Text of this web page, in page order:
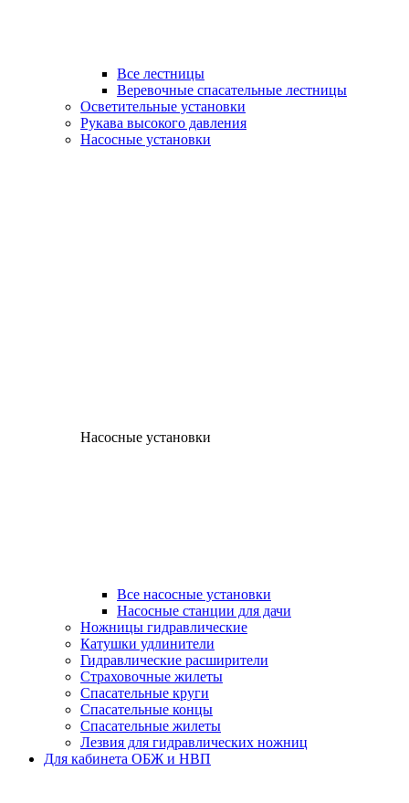
Все лестницы
Веревочные спасательные лестницы
Осветительные установки
Рукава высокого давления
Насосные установки
Насосные установки
Все насосные установки
Насосные станции для дачи
Ножницы гидравлические
Катушки удлинители
Гидравлические расширители
Страховочные жилеты
Спасательные круги
Спасательные концы
Спасательные жилеты
Лезвия для гидравлических ножниц
Для кабинета ОБЖ и НВП